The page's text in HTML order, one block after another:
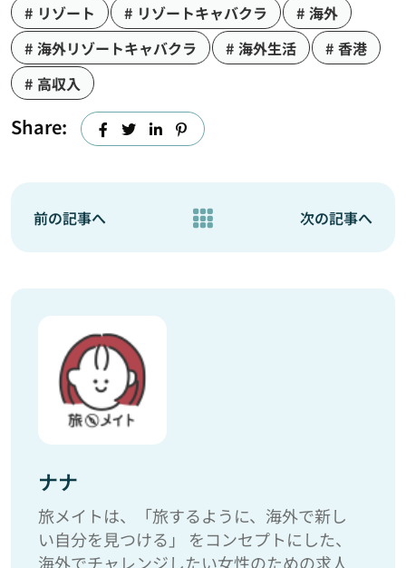
リゾート
リゾートキャバクラ
海外
海外リゾートキャバクラ
海外生活
香港
高収入
Share:
前の記事へ 次の記事へ
ナナ
旅メイトは、「旅するように、海外で新し
い自分を見つける」 をコンセプトにした、
海外でチャレンジしたい女性のための求人